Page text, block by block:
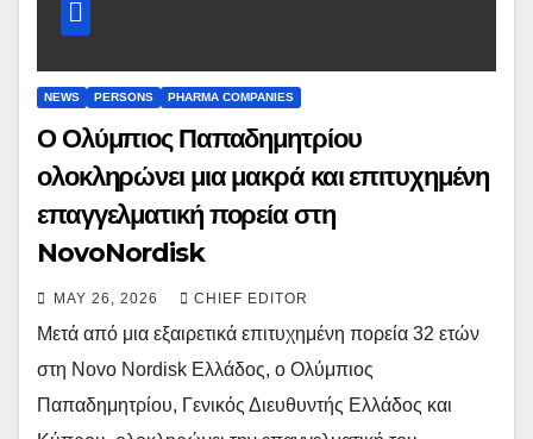
NEWS PERSONS PHARMA COMPANIES
Ο Ολύμπιος Παπαδημητρίου
ολοκληρώνει μια μακρά και επιτυχημένη
επαγγελματική πορεία στη
NovoNordisk
MAY 26, 2026 CHIEF EDITOR
Μετά από μια εξαιρετικά επιτυχημένη πορεία 32 ετών
στη Novo Nordisk Ελλάδος, ο Ολύμπιος
Παπαδημητρίου, Γενικός Διευθυντής Ελλάδος και